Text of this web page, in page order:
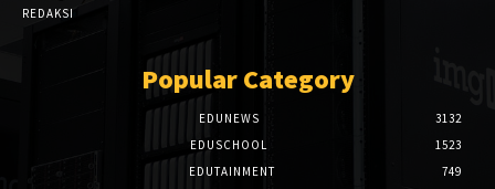
REDAKSI
Popular Category
EDUNEWS
3132
EDUSCHOOL
1523
EDUTAINMENT
749